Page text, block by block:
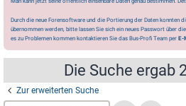
Durch die neue Forensoftware und die Portierung der Daten konnten
übernommen werden, bitte lassen Sie sich ein neues Passwort über die
es zu Problemen kommen kontaktieren Sie das Bus-Profi Team per E-
Die Suche ergab
Zur erweiterten Suche